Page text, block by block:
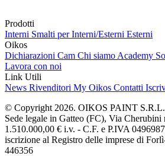
Prodotti
Interni Smalti per Interni/Esterni Esterni
Oikos
Dichiarazioni Cam Chi siamo Academy
Lavora con noi
Link Utili
News Rivenditori My Oikos Contatti
© Copyright 2026. OIKOS PAINT S.R.L.
Sede legale in Gatteo (FC), Via Cherubini
1.510.000,00 € i.v. - C.F. e P.IVA
iscrizione al Registro delle imprese di
446356